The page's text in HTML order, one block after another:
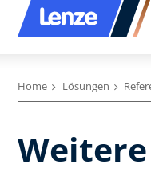
Home Lösungen